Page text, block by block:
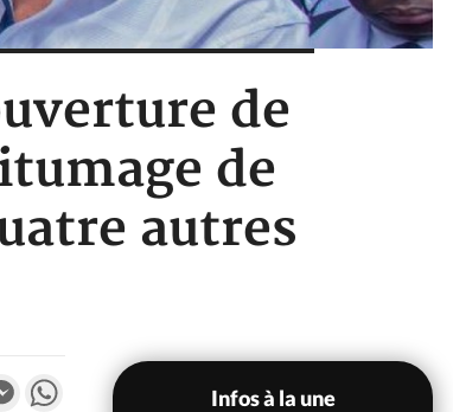
de
de
autres
MessengerWhatsApp
Infos à la une